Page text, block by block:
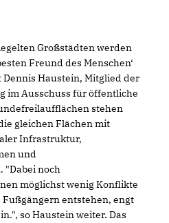
Großstädten werden
Freund des Menschen‘
Haustein, Mitglied der
im Ausschuss für öffentliche
stehen
gleichen Flächen mit
Infrastruktur,
und
"Dabei noch
möglichst wenig Konflikte
entstehen, engt
so Haustein weiter. Das